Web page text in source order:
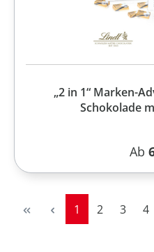
„2 in 1“ Marken-
Schokolade
Ab
Seite
1 Seite
2 Seite
3 4